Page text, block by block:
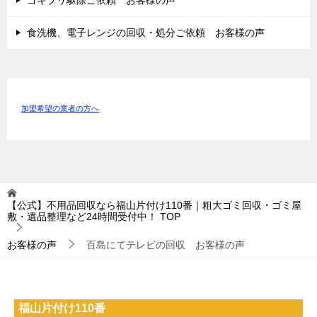
食洗機、電子レンジの回収・処分ご依頼 お客様の声
加盟希望の業者の方へ
【公式】不用品回収なら福山片付け110番｜粗大ゴミ回収・ゴミ屋
敷・遺品整理など24時間受付中！
TOP
お客様の声 百島にてテレビの回収 お客様の声
福山片付け110番